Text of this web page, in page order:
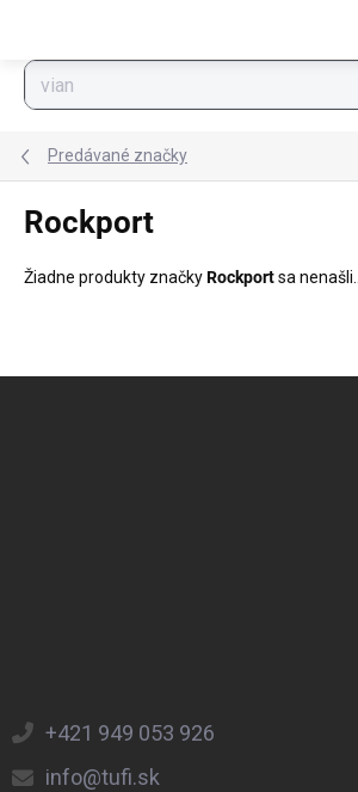
Predávané značky
Rockport
Žiadne produkty značkyRockportsa nenašli...
+421 949 053 926
info@tufi.sk